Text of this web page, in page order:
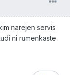
narejen servis
ni rumenkaste